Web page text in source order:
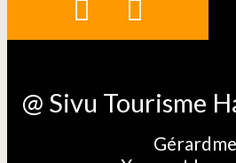
@ Sivu Tourisme